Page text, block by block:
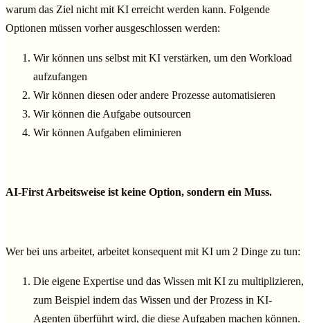
warum das Ziel nicht mit KI erreicht werden kann. Folgende
Optionen müssen vorher ausgeschlossen werden:
Wir können uns selbst mit KI verstärken, um den Workload
aufzufangen
Wir können diesen oder andere Prozesse automatisieren
Wir können die Aufgabe outsourcen
Wir können Aufgaben eliminieren
AI-First Arbeitsweise ist keine Option, sondern ein Muss.
Wer bei uns arbeitet, arbeitet konsequent mit KI um 2 Dinge zu tun:
Die eigene Expertise und das Wissen mit KI zu multiplizieren,
zum Beispiel indem das Wissen und der Prozess in KI-
Agenten überführt wird, die diese Aufgaben machen können.